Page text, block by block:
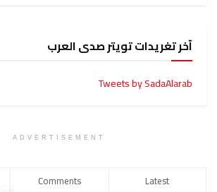
آخر تغريدات تويتر صدى العرب
Tweets by SadaAlarab
ADVERTISEMENT
Comments Latest